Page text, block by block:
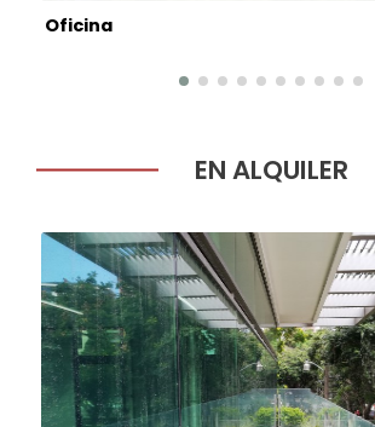
Oficina
EN ALQUILER